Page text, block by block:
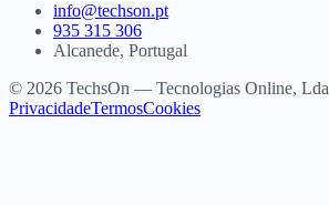
info@techson.pt
935 315 306
Alcanede, Portugal
© 2026 TechsOn — Tecnologias Online, Lda
PrivacidadeTermosCookies